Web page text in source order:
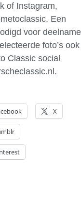
of Instagram,
Een
voor deelname
foto’s ook
Classic social
X